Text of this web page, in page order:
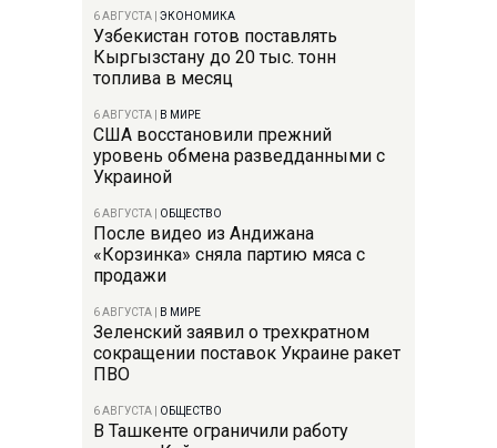
6 АВГУСТА ЭКОНОМИКА
Узбекистан готов поставлять
Кыргызстану до 20 тыс. тонн
топлива в месяц
6 АВГУСТА В МИРЕ
США восстановили прежний
уровень обмена разведданными с
Украиной
6 АВГУСТА ОБЩЕСТВО
После видео из Андижана
«Корзинка» сняла партию мяса с
продажи
6 АВГУСТА В МИРЕ
Зеленский заявил о трехкратном
сокращении поставок Украине ракет
ПВО
6 АВГУСТА ОБЩЕСТВО
В Ташкенте ограничили работу